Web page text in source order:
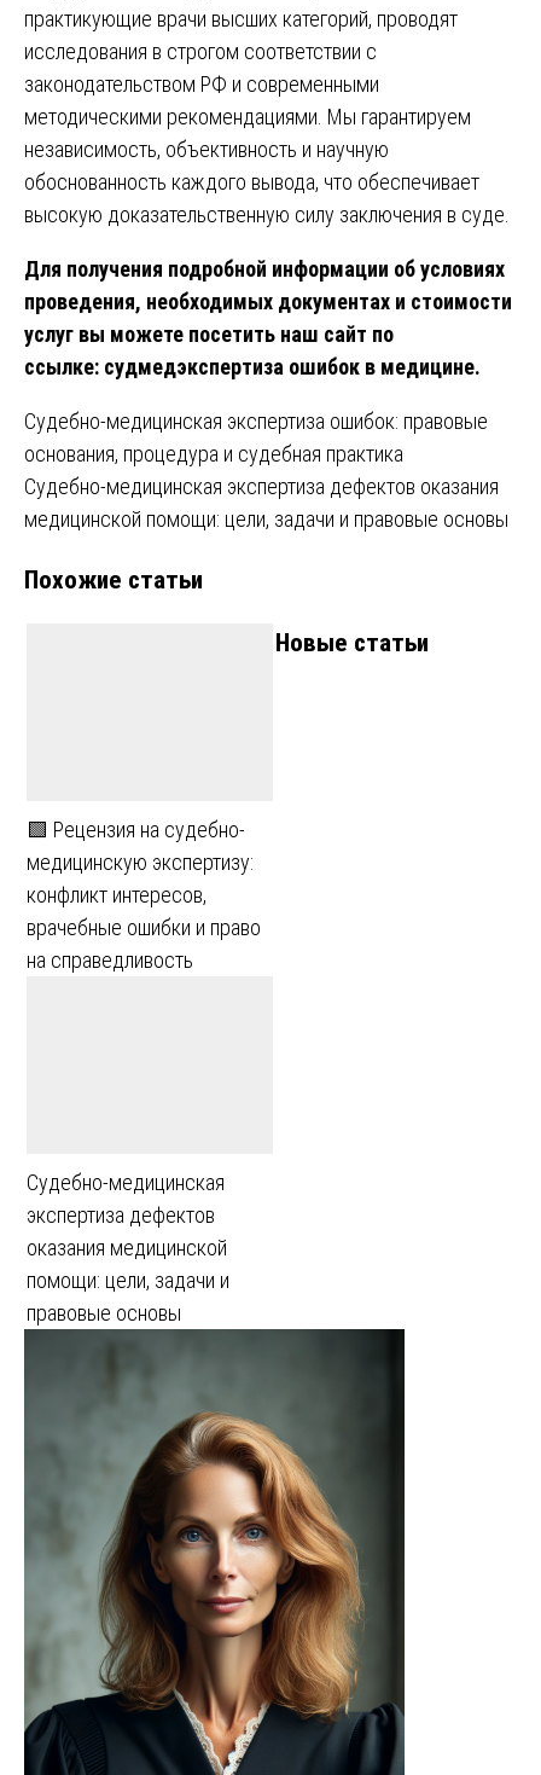
практикующие врачи высших категорий, проводят
исследования в строгом соответствии с
законодательством РФ и современными
методическими рекомендациями. Мы гарантируем
независимость, объективность и научную
обоснованность каждого вывода, что обеспечивает
высокую доказательственную силу заключения в суде.
Для получения подробной информации об условиях
проведения, необходимых документах и стоимости
услуг вы можете посетить наш сайт по
ссылке: судмедэкспертиза ошибок в медицине.
Навигация
по
записям
Судебно-медицинская экспертиза ошибок: правовые
основания, процедура и судебная практика
Судебно-медицинская экспертиза дефектов оказания
медицинской помощи: цели, задачи и правовые основы
Похожие статьи
🟩 Рецензия на судебно-
медицинскую экспертизу:
конфликт интересов,
врачебные ошибки и право
на справедливость
Судебно-медицинская
экспертиза дефектов
оказания медицинской
помощи: цели, задачи и
правовые основы
Новые статьи